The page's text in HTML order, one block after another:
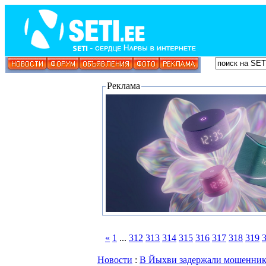
Реклама
« 1 ... 312 313 314 315 316 317 318 319
Новости : В Йыхви задержали